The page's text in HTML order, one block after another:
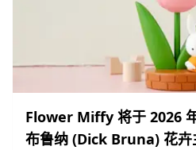
Flower Miffy 将于 2026
布鲁纳 (Dick Bruna) 花卉